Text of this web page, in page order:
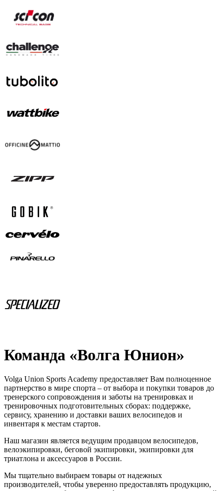
Команда «Волга Юнион»
Volga Union Sports Academy предоставляет Вам полноценное
партнерство в мире спорта – от выбора и покупки товаров до
тренерского сопровождения и заботы на тренировках и
тренировочных подготовительных сборах: поддержке,
сервису, хранению и доставки ваших велосипедов и
инвентаря к местам стартов.
Наш магазин является ведущим продавцом велосипедов,
велоэкипировки, беговой экипировки, экипировки для
триатлона и аксессуаров в России.
Мы тщательно выбираем товары от надежных
производителей, чтобы уверенно предоставлять продукцию,